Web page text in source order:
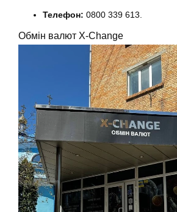
Телефон: 0800 339 613.
Обмін валют X-Change